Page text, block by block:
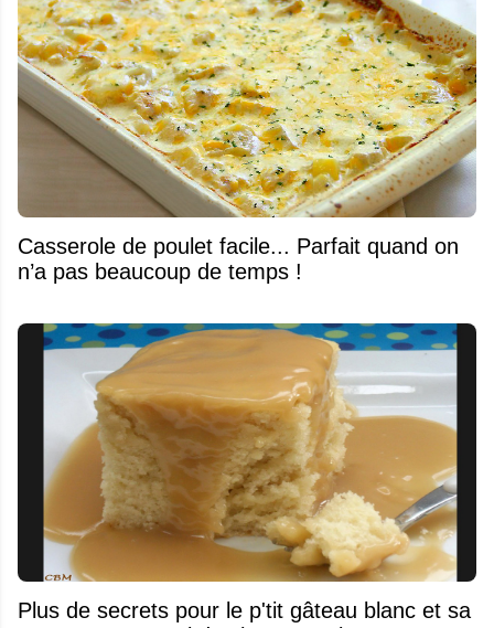
Casserole de poulet facile... Parfait quand on
n’a pas beaucoup de temps !
Plus de secrets pour le p'tit gâteau blanc et sa